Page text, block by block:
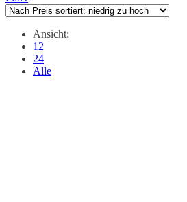
Ansicht:
12
24
Alle